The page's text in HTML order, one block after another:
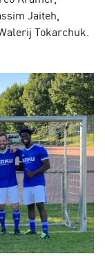
Jaiteh,
Tokarchuk.